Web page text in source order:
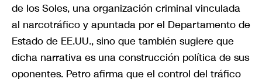
de los Soles, una organización criminal vinculada
al narcotráfico y apuntada por el Departamento de
Estado de EE.UU., sino que también sugiere que
dicha narrativa es una construcción política de sus
oponentes. Petro afirma que el control del tráfico